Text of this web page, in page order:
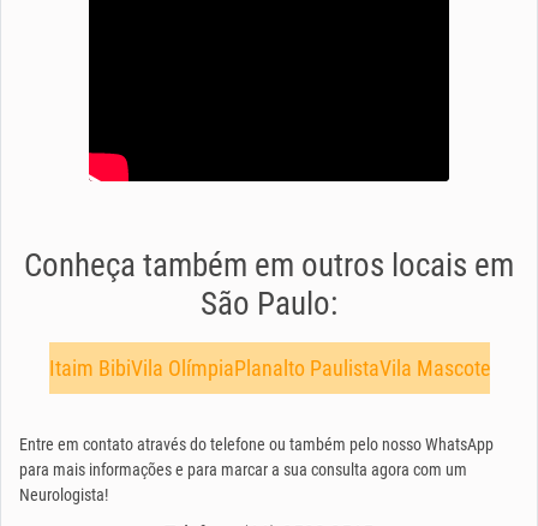
Conheça também em outros locais em
São Paulo:
Itaim BibiVila OlímpiaPlanalto PaulistaVila Mascote
Entre em contato através do telefone ou também pelo nosso WhatsApp
para mais informações e para marcar a sua consulta agora com um
Neurologista!